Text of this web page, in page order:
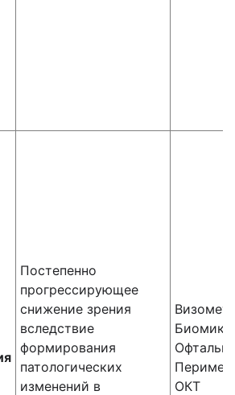
Постепенно
прогрессирующее
снижение зрения
вследствие
формирования
патологических
изменений в
ОКТ